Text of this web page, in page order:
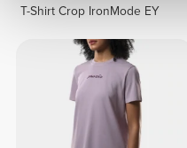
T-Shirt Crop IronMode EY